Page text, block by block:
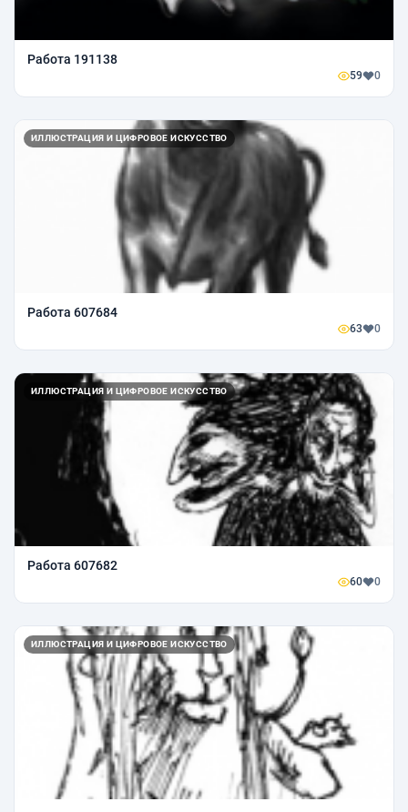
Работа 191138
59 0
ИЛЛЮСТРАЦИЯ И ЦИФРОВОЕ ИСКУССТВО
Работа 607684
63 0
ИЛЛЮСТРАЦИЯ И ЦИФРОВОЕ ИСКУССТВО
Работа 607682
60 0
ИЛЛЮСТРАЦИЯ И ЦИФРОВОЕ ИСКУССТВО